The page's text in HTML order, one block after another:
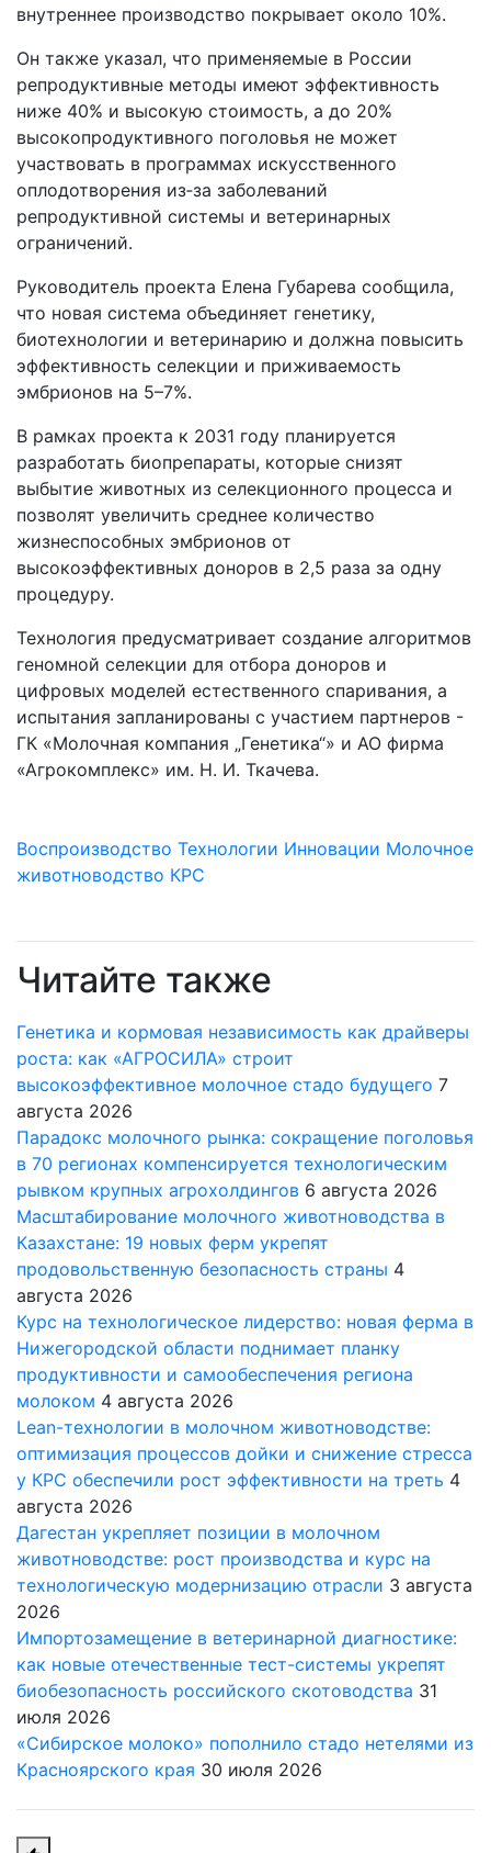
внутреннее производство покрывает около 10%.
Он также указал, что применяемые в России
репродуктивные методы имеют эффективность
ниже 40% и высокую стоимость, а до 20%
высокопродуктивного поголовья не может
участвовать в программах искусственного
оплодотворения из‑за заболеваний
репродуктивной системы и ветеринарных
ограничений.
Руководитель проекта Елена Губарева сообщила,
что новая система объединяет генетику,
биотехнологии и ветеринарию и должна повысить
эффективность селекции и приживаемость
эмбрионов на 5–7%.
В рамках проекта к 2031 году планируется
разработать биопрепараты, которые снизят
выбытие животных из селекционного процесса и
позволят увеличить среднее количество
жизнеспособных эмбрионов от
высокоэффективных доноров в 2,5 раза за одну
процедуру.
Технология предусматривает создание алгоритмов
геномной селекции для отбора доноров и
цифровых моделей естественного спаривания, а
испытания запланированы с участием партнеров -
ГК «Молочная компания „Генетика“» и АО фирма
«Агрокомплекс» им. Н. И. Ткачева.
Воспроизводство Технологии Инновации Молочное
животноводство КРС
Читайте также
Генетика и кормовая независимость как драйверы
роста: как «АГРОСИЛА» строит
высокоэффективное молочное стадо будущего 7
августа 2026
Парадокс молочного рынка: сокращение поголовья
в 70 регионах компенсируется технологическим
рывком крупных агрохолдингов 6 августа 2026
Масштабирование молочного животноводства в
Казахстане: 19 новых ферм укрепят
продовольственную безопасность страны 4
августа 2026
Курс на технологическое лидерство: новая ферма в
Нижегородской области поднимает планку
продуктивности и самообеспечения региона
молоком 4 августа 2026
Lean-технологии в молочном животноводстве:
оптимизация процессов дойки и снижение стресса
у КРС обеспечили рост эффективности на треть 4
августа 2026
Дагестан укрепляет позиции в молочном
животноводстве: рост производства и курс на
технологическую модернизацию отрасли 3 августа
2026
Импортозамещение в ветеринарной диагностике:
как новые отечественные тест-системы укрепят
биобезопасность российского скотоводства 31
июля 2026
«Сибирское молоко» пополнило стадо нетелями из
Красноярского края 30 июля 2026